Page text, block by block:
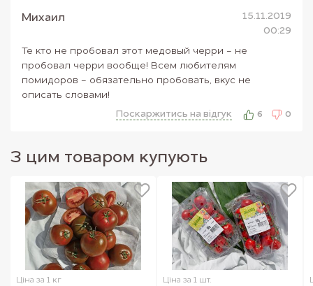
цинк, йод, мідь, марганець.
Михаил
15.11.2019
00:29
Те кто не пробовал этот медовый черри - не
пробовал черри вообще! Всем любителям
помидоров - обязательно пробовать, вкус не
описать словами!
Поскаржитись на вiдгук
6 0
З цим товаром купують
Ціна за 1 кг
Ціна за 1 шт.